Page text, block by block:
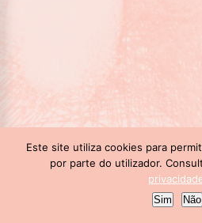
Menu
Este site utiliza cookies para
por parte do utilizador.
Sim Não